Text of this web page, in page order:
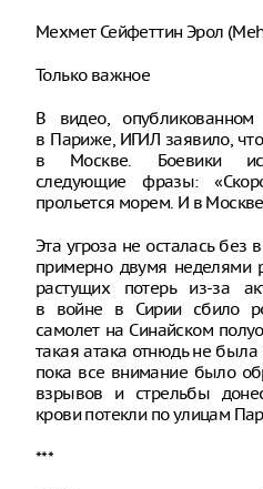
Мехмет Сейфеттин Эрол
Только важное
В видео, опубликованном
в Париже, ИГИЛ заявило,
в Москве. Боевики
следующие фразы:
прольется морем. И в
Эта угроза не осталась без
примерно двумя неделями
растущих потерь из-за
в войне в Сирии сбило
самолет на Синайском
такая атака отнюдь не
пока все внимание было
взрывов и стрельбы
крови потекли по улицам
***